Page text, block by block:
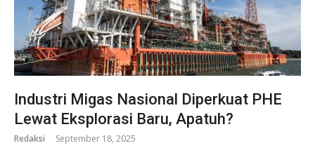
Industri Migas Nasional Diperkuat PHE
Lewat Eksplorasi Baru, Apatuh?
Redaksi September 18, 2025